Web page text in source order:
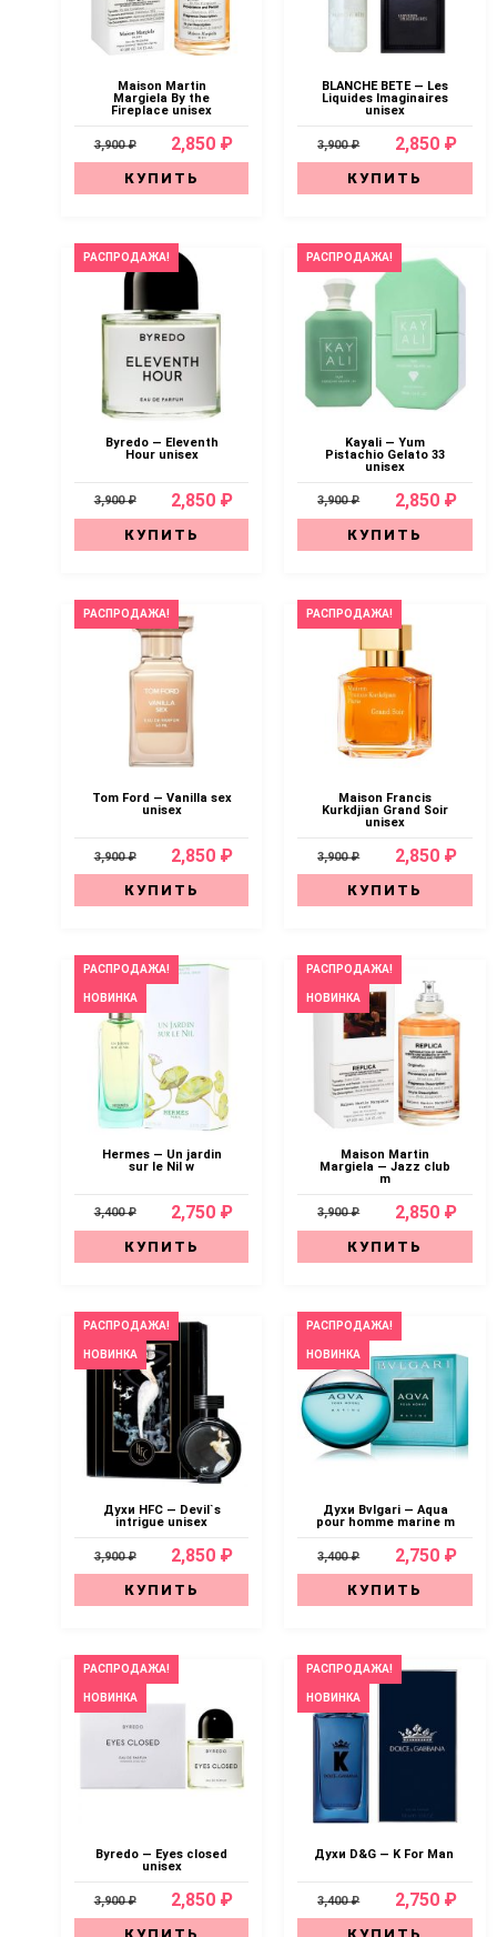
Maison Martin
Margiela By the
Fireplace unisex
3,900 ₽ 2,850 ₽
КУПИТЬ
BLANCHE BETE — Les
Liquides Imaginaires
unisex
3,900 ₽ 2,850 ₽
КУПИТЬ
РАСПРОДАЖА!
Byredo — Eleventh
Hour unisex
3,900 ₽ 2,850 ₽
КУПИТЬ
РАСПРОДАЖА!
Kayali — Yum
Pistachio Gelato 33
unisex
3,900 ₽ 2,850 ₽
КУПИТЬ
РАСПРОДАЖА!
Tom Ford — Vanilla sex
unisex
3,900 ₽ 2,850 ₽
КУПИТЬ
РАСПРОДАЖА!
Maison Francis
Kurkdjian Grand Soir
unisex
3,900 ₽ 2,850 ₽
КУПИТЬ
РАСПРОДАЖА!
НОВИНКА
Hermes — Un jardin
sur le Nil w
3,400 ₽ 2,750 ₽
КУПИТЬ
РАСПРОДАЖА!
НОВИНКА
Maison Martin
Margiela — Jazz club
m
3,900 ₽ 2,850 ₽
КУПИТЬ
РАСПРОДАЖА!
НОВИНКА
Духи HFC — Devil`s
intrigue unisex
3,900 ₽ 2,850 ₽
КУПИТЬ
РАСПРОДАЖА!
НОВИНКА
Духи Bvlgari — Aqua
pour homme marine m
3,400 ₽ 2,750 ₽
КУПИТЬ
РАСПРОДАЖА!
НОВИНКА
Byredo — Eyes closed
unisex
3,900 ₽ 2,850 ₽
РАСПРОДАЖА!
НОВИНКА
Духи D&G — K For Man
3,400 ₽ 2,750 ₽